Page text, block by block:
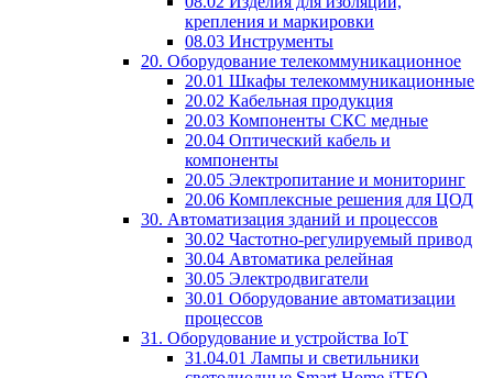
крепления и маркировки
08.03 Инструменты
20. Оборудование телекоммуникационное
20.01 Шкафы телекоммуникационные
20.02 Кабельная продукция
20.03 Компоненты СКС медные
20.04 Оптический кабель и
компоненты
20.05 Электропитание и мониторинг
20.06 Комплексные решения для ЦОД
30. Автоматизация зданий и процессов
30.02 Частотно-регулируемый привод
30.04 Автоматика релейная
30.05 Электродвигатели
30.01 Оборудование автоматизации
процессов
31. Оборудование и устройства IoT
31.04.01 Лампы и светильники